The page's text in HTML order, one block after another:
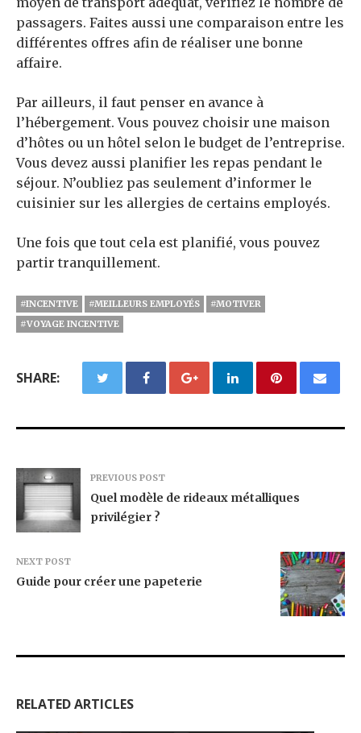
passagers. Faites aussi une comparaison entre les
différentes offres afin de réaliser une bonne
affaire.
Par ailleurs, il faut penser en avance à
l’hébergement. Vous pouvez choisir une maison
d’hôtes ou un hôtel selon le budget de l’entreprise.
Vous devez aussi planifier les repas pendant le
séjour. N’oubliez pas seulement d’informer le
cuisinier sur les allergies de certains employés.
Une fois que tout cela est planifié, vous pouvez
partir tranquillement.
#INCENTIVE #MEILLEURS EMPLOYÉS
#MOTIVER
#VOYAGE INCENTIVE
SHARE:
PREVIOUS POST
Quel modèle de rideaux métalliques
privilégier ?
NEXT POST
Guide pour créer une papeterie
RELATED ARTICLES